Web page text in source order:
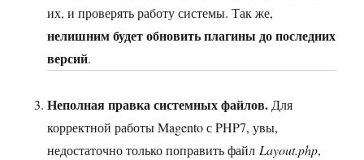
их, и проверять работу системы. Так же,
нелишним будет обновить плагины до последних
версий.
Неполная правка системных файлов.Для
корректной работы Magento с PHP7, увы,
недостаточно только поправить файлLayout.php,